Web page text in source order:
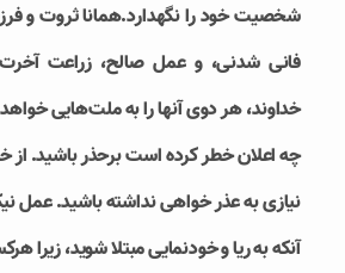
شخصیت خود را نگهدارد.همانا ثروت و
فانی شدنی، و عمل صالح، زراعت
خداوند، هر دوی آنها را به ملت‌هایی
چه اعلان خطر کرده است برحذر باشید. از
نیازی به عذر خواهی نداشته باشید. عمل
آنکه به ریا و خودنمایی مبتلا شوید، زیرا